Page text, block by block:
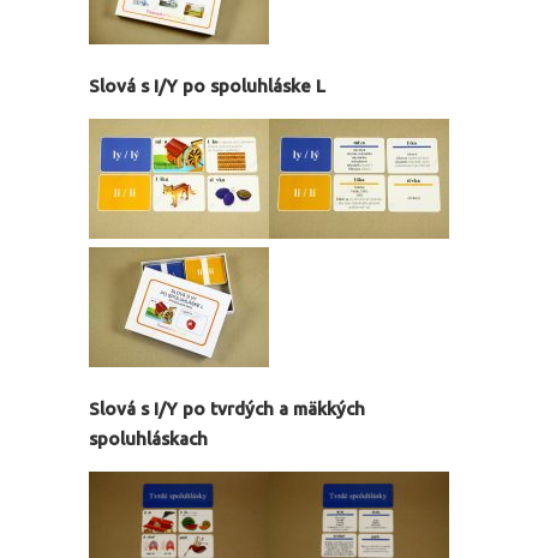
Slová s I/Y po spoluhláske L
Slová s I/Y po tvrdých a mäkkých
spoluhláskach